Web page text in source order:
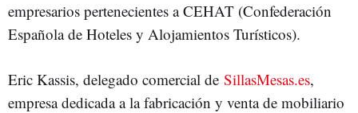
empresarios pertenecientes a CEHAT (Confederación
Española de Hoteles y Alojamientos Turísticos).
Eric Kassis, delegado comercial de SillasMesas.es,
empresa dedicada a la fabricación y venta de mobiliario